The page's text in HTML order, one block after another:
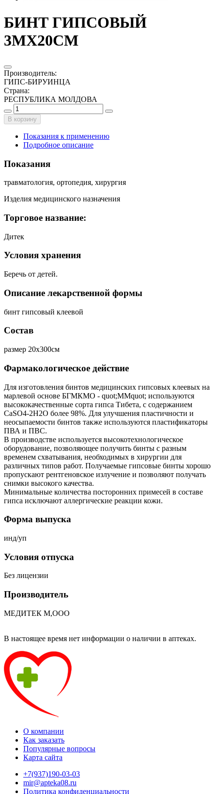
БИНТ ГИПСОВЫЙ
3МХ20СМ
Производитель:
ГИПС-БИРУИНЦА
Страна:
РЕСПУБЛИКА МОЛДОВА
В корзину
Показания к применению
Подробное описание
Показания
травматология, ортопедия, хирургия
Изделия медицинского назначения
Торговое название:
Дитек
Условия хранения
Беречь от детей.
Описание лекарственной формы
бинт гипсовый клеевой
Состав
размер 20х300см
Фармакологическое действие
Для изготовления бинтов медицинских гипсовых клеевых на
марлевой основе БГМКМО - quot;ММquot; используются
высококачественные сорта гипса Тибета, с содержанием
CaSO4-2H2O более 98%. Для улучшения пластичности и
неосыпаемости бинтов также используются пластификаторы
ПВА и ПВС.
В производстве используется высокотехнологическое
оборудование, позволяющее получить бинты с разным
временем схватывания, необходимых в хирургии для
различных типов работ. Получаемые гипсовые бинты хорошо
пропускают рентгеновское излучение и позволяют получать
снимки высокого качества.
Минимальные количества посторонних примесей в составе
гипса исключают аллергические реакции кожи.
Форма выпуска
инд/уп
Условия отпуска
Без лицензии
Производитель
МЕДИТЕК М,ООО
В настоящее время нет информации о наличии в аптеках.
О компании
Как заказать
Популярные вопросы
Карта сайта
+7(937)190-03-03
mir@apteka08.ru
Политика конфиденциальности